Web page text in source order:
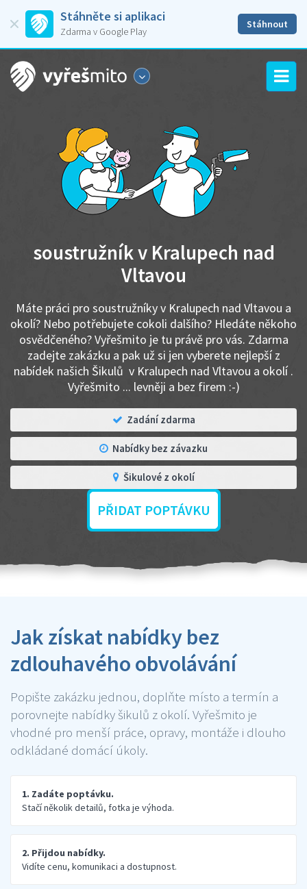
Stáhněte si aplikaci
Zdarma v Google Play
Stáhnout
soustružník v Kralupech nad
Vltavou
Máte práci pro soustružníky v Kralupech nad Vltavou a
okolí? Nebo potřebujete cokoli dalšího? Hledáte někoho
osvědčeného? Vyřešmito je tu právě pro vás. Zdarma
zadejte zakázku a pak už si jen vyberete nejlepší z
nabídek našich Šikulů v Kralupech nad Vltavou a okolí .
Vyřešmito ... levněji a bez firem :-)
Zadání zdarma
Nabídky bez závazku
Šikulové z okolí
PŘIDAT POPTÁVKU
Jak získat nabídky bez
zdlouhavého obvolávání
Popište zakázku jednou, doplňte místo a termín a
porovnejte nabídky šikulů z okolí. Vyřešmito je
vhodné pro menší práce, opravy, montáže i dlouho
odkládané domácí úkoly.
1. Zadáte poptávku.
Stačí několik detailů, fotka je výhoda.
2. Přijdou nabídky.
Vidíte cenu, komunikaci a dostupnost.